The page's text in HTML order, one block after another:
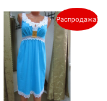
Распродажа!
Первоначальная
цена
составляла
470₽.
Текущая
цена:
300₽.